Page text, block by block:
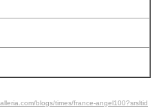
blogs/times/france-angel100?srsltid